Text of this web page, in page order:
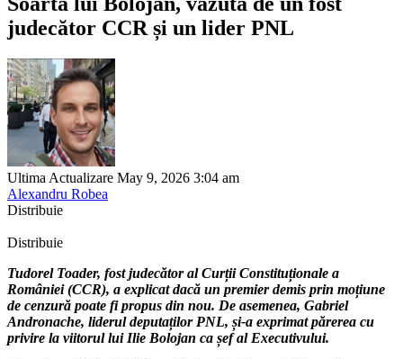
judecător CCR și un lider PNL
Ultima Actualizare May 9, 2026 3:04 am
Alexandru Robea
Distribuie
Distribuie
Tudorel Toader, fost judecător al Curții Constituționale a
României (CCR), a explicat dacă un premier demis prin moțiune
de cenzură poate fi propus din nou. De asemenea, Gabriel
Andronache, liderul deputaților PNL, și-a exprimat părerea cu
privire la viitorul lui Ilie Bolojan ca șef al Executivului.